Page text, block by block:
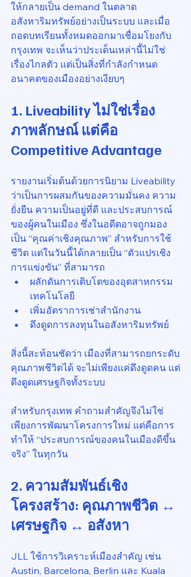
ให้กลายเป็น demand ในตลาด
อสังหาริมทรัพย์อย่างเป็นระบบ และเมื่อ
ถอดบทเรียนทั้งหมดออกมาเชื่อมโยงกับ
กรุงเทพ จะเห็นว่าประเด็นเหล่านี้ไม่ใช่
เรื่องไกลตัว แต่เป็นสิ่งที่กำลังกำหนด
อนาคตของเมืองอย่างเงียบๆ
1. Liveability ไม่ใช่เรื่อง
ภาพลักษณ์ แต่คือ
Competitive Advantage
รายงานเริ่มต้นด้วยการนิยาม Liveability
ว่าเป็นการผสมกันของความมั่นคง ความ
ยั่งยืน ความเป็นอยู่ที่ดี และประสบการณ์
ของผู้คนในเมือง ซึ่งในอดีตอาจถูกมอง
เป็น “คุณค่าเชิงคุณภาพ” สำหรับการใช้
ชีวิต แต่ในวันนี้ได้กลายเป็น “ตัวแปรเชิง
การแข่งขัน” ที่สามารถ
ผลักดันการเติบโตของอุตสาหกรรม
เทคโนโลยี
เพิ่มอัตราการเช่าสำนักงาน
ดึงดูดการลงทุนในอสังหาริมทรัพย์
สิ่งนี้สะท้อนชัดว่า เมืองที่สามารถยกระดับ
คุณภาพชีวิตได้ จะไม่เพียงแค่ดึงดูดคน แต่
ดึงดูดเศรษฐกิจทั้งระบบ
สำหรับกรุงเทพ คำถามสำคัญจึงไม่ใช่
เพียงการพัฒนาโครงการใหม่ แต่คือการ
ทำให้ “ประสบการณ์ของคนในเมืองดีขึ้น
จริง” ในทุกวัน
2. ความสัมพันธ์เชิง
โครงสร้าง: คุณภาพชีวิต ↔
เศรษฐกิจ ↔ อสังหา
JLL ใช้การวิเคราะห์เมืองสำคัญ เช่น
Austin, Barcelona, Berlin และ Kuala